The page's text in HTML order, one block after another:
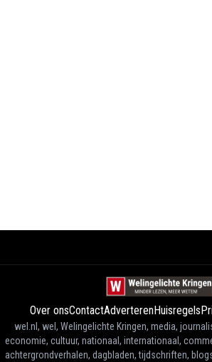
Over onsContactAdverterenHuisregels
wel.nl, wel, Welingelichte Kringen, media,
economie, cultuur, nationaal, internationaal,
achtergrondverhalen, dagbladen, tijdschriften,